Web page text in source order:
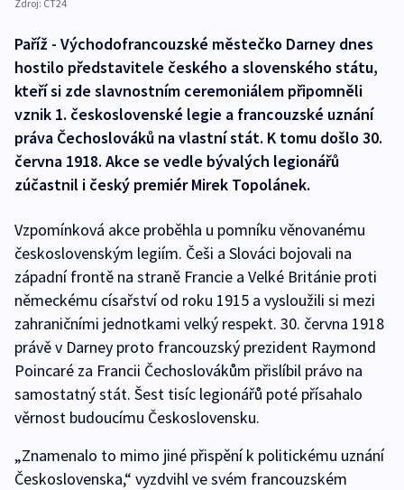
Zdroj: ČT24
Paříž - Východofrancouzské městečko Darney dnes
hostilo představitele českého a slovenského státu,
kteří si zde slavnostním ceremoniálem připomněli
vznik 1. československé legie a francouzské uznání
práva Čechoslováků na vlastní stát. K tomu došlo 30.
června 1918. Akce se vedle bývalých legionářů
zúčastnil i český premiér Mirek Topolánek.
Vzpomínková akce proběhla u pomníku věnovanému
československým legiím. Češi a Slováci bojovali na
západní frontě na straně Francie a Velké Británie proti
německému císařství od roku 1915 a vysloužili si mezi
zahraničními jednotkami velký respekt. 30. června 1918
právě v Darney proto francouzský prezident Raymond
Poincaré za Francii Čechoslovákům přislíbil právo na
samostatný stát. Šest tisíc legionářů poté přísahalo
věrnost budoucímu Československu.
„Znamenalo to mimo jiné přispění k politickému uznání
Československa,“ vyzdvihl ve svém francouzském